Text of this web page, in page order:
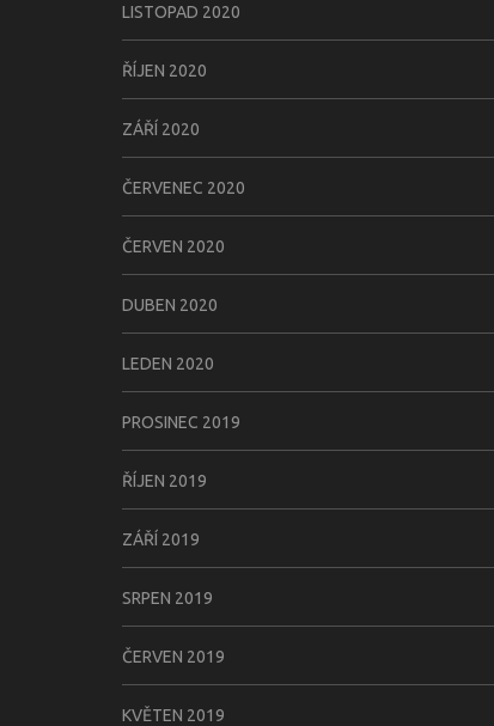
LISTOPAD 2020
ŘÍJEN 2020
ZÁŘÍ 2020
ČERVENEC 2020
ČERVEN 2020
DUBEN 2020
LEDEN 2020
PROSINEC 2019
ŘÍJEN 2019
ZÁŘÍ 2019
SRPEN 2019
ČERVEN 2019
KVĚTEN 2019